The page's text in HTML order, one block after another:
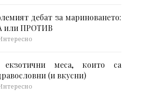
дебат за мариноването:
или ПРОТИВ
меса, които са
(и вкусни)